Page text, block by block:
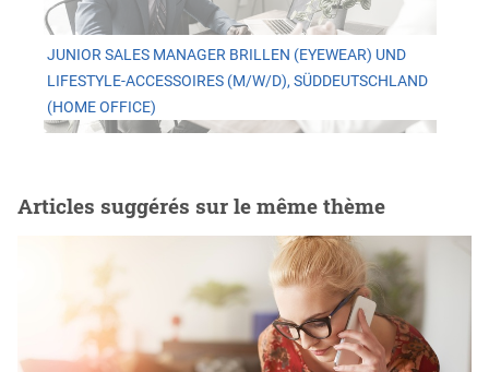
JUNIOR SALES MANAGER BRILLEN (EYEWEAR) UND
LIFESTYLE-ACCESSOIRES (M/W/D), SÜDDEUTSCHLAND
(HOME OFFICE)
Articles suggérés sur le même thème